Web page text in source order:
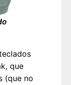
que
(que no